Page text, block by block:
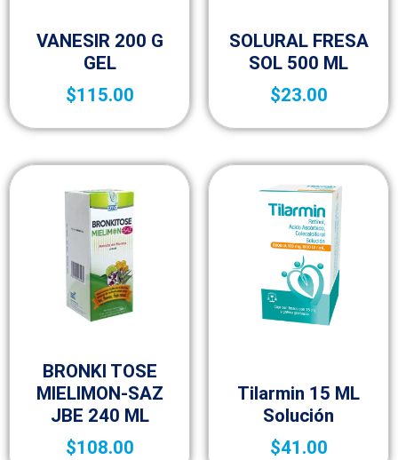
VANESIR 200 G
GEL
$115.00
SOLURAL FRESA
SOL 500 ML
$23.00
BRONKI TOSE
MIELIMON-SAZ
JBE 240 ML
$108.00
Tilarmin 15 ML
Solución
$41.00